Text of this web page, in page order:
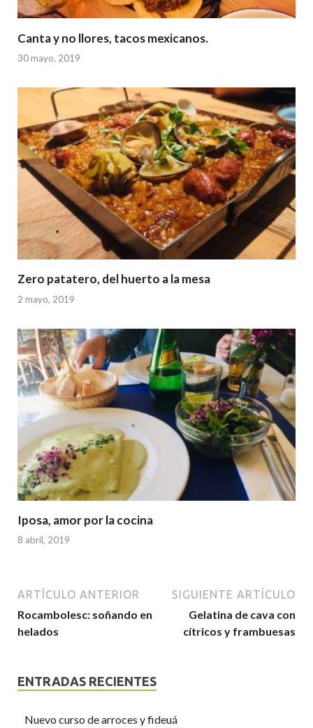
Canta y no llores, tacos mexicanos.
30 mayo, 2019
Zero patatero, del huerto a la mesa
2 mayo, 2019
Iposa, amor por la cocina
8 abril, 2019
ARTÍCULO ANTERIOR
Rocambolesc: soñando en
helados
SIGUIENTE ARTÍCULO
Gelatina de cava con
cítricos y frambuesas
ENTRADAS RECIENTES
Nuevo curso de arroces y fideuá